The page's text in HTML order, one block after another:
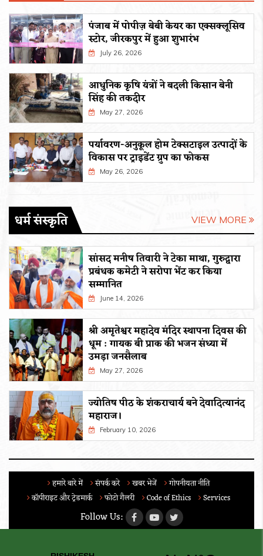
पंजाब में पोपीज़ बेबी केयर का एक्सक्लूसिव
स्टोर, जीरकपुर में हुआ शुभारंभ
July 26, 2026
आधुनिक कृषि यंत्रों ने बदली किसान बेनी
सिंह की तकदीर
May 27, 2026
पर्यावरण-अनुकूल होम टेक्सटाइल उत्पादों के
विकास पर ट्राइडेंट ग्रुप का फोकस
May 26, 2026
धर्म संस्कृति VIEW MORE
सांसद मनीष तिवारी ने टेका माथा, गुरुद्वारा
प्रबंधक कमेटी ने सरोपा भेंट कर किया
सम्मानित
June 14, 2026
श्री अमृतेश्वर महादेव मंदिर स्थापना दिवस की
धूम : गायक बी प्राक की भजन संध्या में
उमड़ा जनसैलाब
May 27, 2026
ज्योतिष पीठ के शंकराचार्य बने देवादित्यानंद
महाराज।
February 10, 2026
हमारे बारे में संपर्क करे खबर भेजें
गोपनीयता नीति
कॉपीराइट और ट्रेडमार्क
फोटो गैलरी Code of Ethics Services
Follow Us: